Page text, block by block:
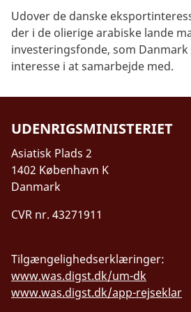
Udover de danske
der i de olierige arabiske lande
investeringsfonde, som
interesse i at samarbejde med.
UDENRIGSMINISTERIET
Asiatisk Plads 2
1402 København K
Danmark
CVR nr. 43271911
Tilgængelighedserklæringer:
www.was.digst.dk/um-dk
www.was.digst.dk/app-rejseklar